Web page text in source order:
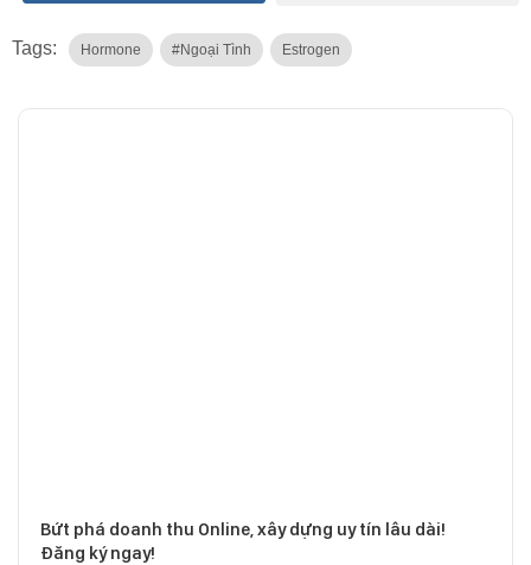
Tags: Hormone #ngoại Tình Estrogen
Bứt phá doanh thu Online, xây dựng uy tín lâu dài!
Đăng ký ngay!